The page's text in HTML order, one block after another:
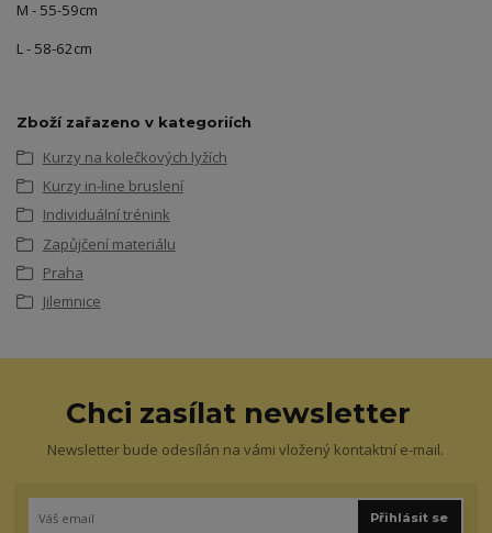
M - 55-59cm
L - 58-62cm
Zboží zařazeno v kategoriích
Kurzy na kolečkových lyžích
Kurzy in-line bruslení
Individuální trénink
Zapůjčení materiálu
Praha
Jilemnice
Chci zasílat newsletter
Newsletter bude odesílán na vámi vložený kontaktní e-mail.
Přihlásit se